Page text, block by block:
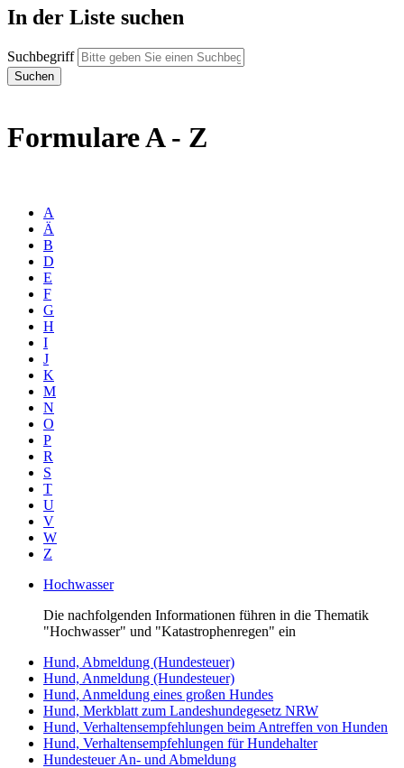
In der Liste suchen
Suchbegriff
Formulare A - Z
A
Ä
B
D
E
F
G
H
I
J
K
M
N
O
P
R
S
T
U
V
W
Z
Hochwasser
Die nachfolgenden Informationen führen in die Thematik
"Hochwasser" und "Katastrophenregen" ein
Hund, Abmeldung (Hundesteuer)
Hund, Anmeldung (Hundesteuer)
Hund, Anmeldung eines großen Hundes
Hund, Merkblatt zum Landeshundegesetz NRW
Hund, Verhaltensempfehlungen beim Antreffen von Hunden
Hund, Verhaltensempfehlungen für Hundehalter
Hundesteuer An- und Abmeldung